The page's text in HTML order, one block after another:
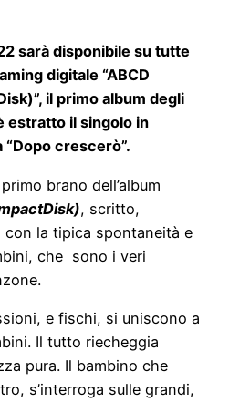
sarà disponibile su tutte
digitale “ABCD
il primo album degli
estratto il singolo in
crescerò”.
brano dell’album
, scritto,
la tipica spontaneità e
che sono i veri
e fischi, si uniscono a
Il tutto riecheggia
pura. Il bambino che
s’interroga sulle grandi,